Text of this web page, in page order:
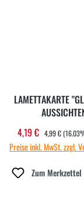
LAMETTAKARTE
Verkaufspreis:
4,19 € REGULÄRER
4,99 €
Preise inkl. MwSt. zzgl.
Zum